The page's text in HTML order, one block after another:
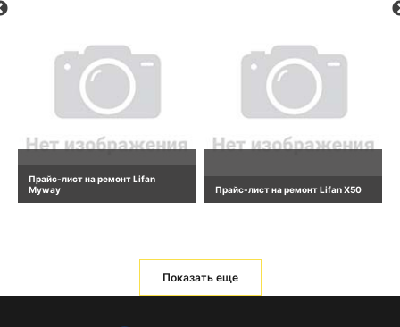
Прайс-лист на ремонт Lifan
Myway
Прайс-лист на ремонт Lifan X50
Показать еще